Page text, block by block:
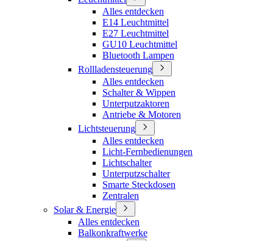
Alles entdecken
E14 Leuchtmittel
E27 Leuchtmittel
GU10 Leuchtmittel
Bluetooth Lampen
Rollladensteuerung
Alles entdecken
Schalter & Wippen
Unterputzaktoren
Antriebe & Motoren
Lichtsteuerung
Alles entdecken
Licht-Fernbedienungen
Lichtschalter
Unterputzschalter
Smarte Steckdosen
Zentralen
Solar & Energie
Alles entdecken
Balkonkraftwerke